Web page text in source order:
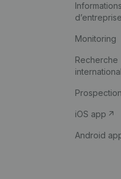
Informations
d’entreprise
Monitoring
Recherche
Prospection
iOS app
Android